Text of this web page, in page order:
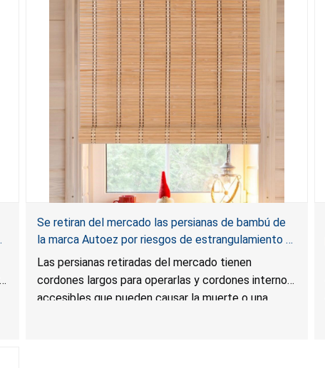
Se retiran del mercado las persianas de bambú de
la marca Autoez por riesgos de estrangulamiento y
enredo, y riesgo de lesión grave o muerte; infringen
la regla federal para cortinas; vendidas en
Walmart.com
Las persianas retiradas del mercado tienen
cordones largos para operarlas y cordones internos
accesibles que pueden causar la muerte o una